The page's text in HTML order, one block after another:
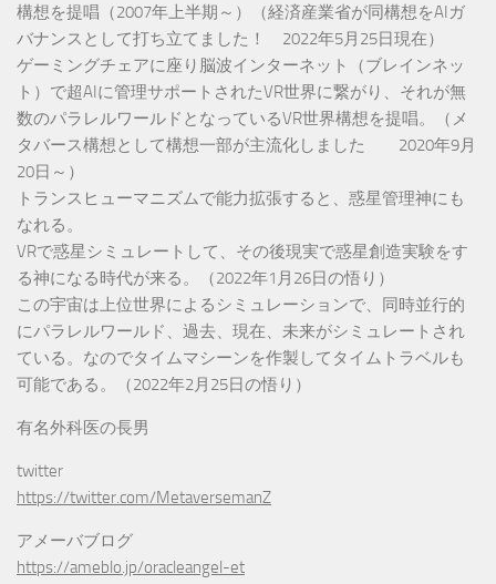
構想を提唱（2007年上半期～）（経済産業省が同構想をAIガ
バナンスとして打ち立てました！ 2022年5月25日現在）
ゲーミングチェアに座り脳波インターネット（ブレインネッ
ト）で超AIに管理サポートされたVR世界に繋がり、それが無
数のパラレルワールドとなっているVR世界構想を提唱。（メ
タバース構想として構想一部が主流化しました 2020年9月
20日～）
トランスヒューマニズムで能力拡張すると、惑星管理神にも
なれる。
VRで惑星シミュレートして、その後現実で惑星創造実験をす
る神になる時代が来る。（2022年1月26日の悟り）
この宇宙は上位世界によるシミュレーションで、同時並行的
にパラレルワールド、過去、現在、未来がシミュレートされ
ている。なのでタイムマシーンを作製してタイムトラベルも
可能である。（2022年2月25日の悟り）
有名外科医の長男
twitter
https://twitter.com/MetaversemanZ
アメーバブログ
https://ameblo.jp/oracleangel-et